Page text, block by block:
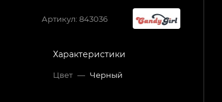
Артикул: 843036
Характеристики
Цвет — Черный